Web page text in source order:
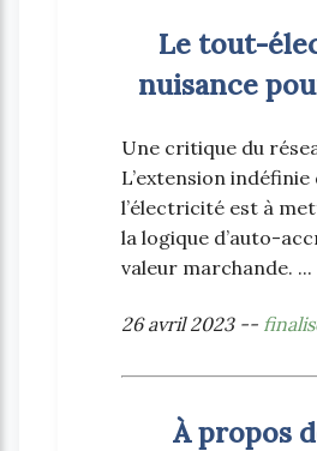
Le tout-
nuisance
Une critique du
L’extension indéfinie
l’électricité est à
la logique d’auto-
valeur marchande. ...
26 avril 2023 --
À propos